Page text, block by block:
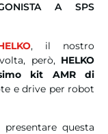
A SPS
, il nostro
però, HELKO
kit AMR di
e drive per robot
questa